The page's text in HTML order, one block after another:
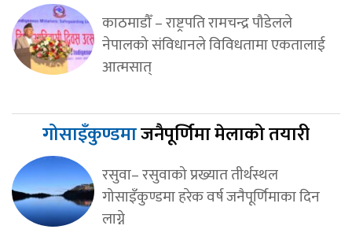
काठमाडौँ – राष्ट्रपति रामचन्द्र पौडेलले
नेपालको संविधानले विविधतामा एकतालाई
आत्मसात्
गोसाइँकुण्डमाजनैपूर्णिमा मेलाको तयारी
रसुवा– रसुवाको प्रख्यात तीर्थस्थल
गोसाइँकुण्डमा हरेक वर्ष जनैपूर्णिमाका दिन
लाग्ने